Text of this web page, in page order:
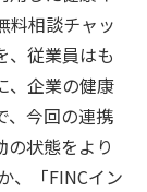
料相談チャッ
、従業員はも
、企業の健康
、今回の連携
状態をより
、「FINCイン